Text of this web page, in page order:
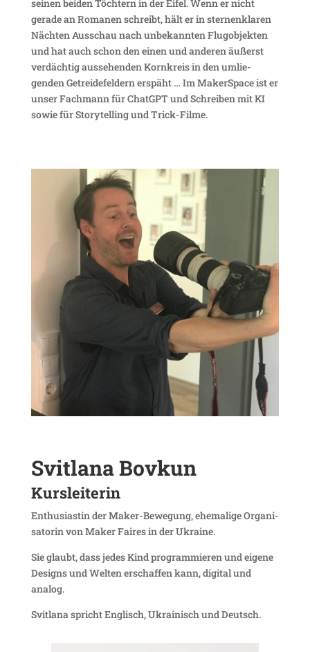
seinen beiden Töch­tern in der Eifel. Wenn er nicht
gerade an Romanen schreibt, hält er in ster­nen­klaren
Nächten Ausschau nach unbe­kannten Flug­ob­jekten
und hat auch schon den einen und anderen äußerst
verdächtig ausse­henden Korn­kreis in den umlie­
genden Getrei­de­fel­dern erspäht … Im Maker­Space ist er
unser Fach­mann für ChatGPT und Schreiben mit KI
sowie für Storytel­ling und Trick-Filme.
SvitlanaBovkun
Kurs­lei­terin
Enthu­si­astin der Maker-Bewe­gung, ehema­lige Orga­ni­
sa­torin von Maker Faires in der Ukraine.
Sie glaubt, dass jedes Kind program­mieren und eigene
Designs und Welten erschaffen kann, digital und
analog.
Svitlana spricht Englisch, Ukrai­nisch und Deutsch.